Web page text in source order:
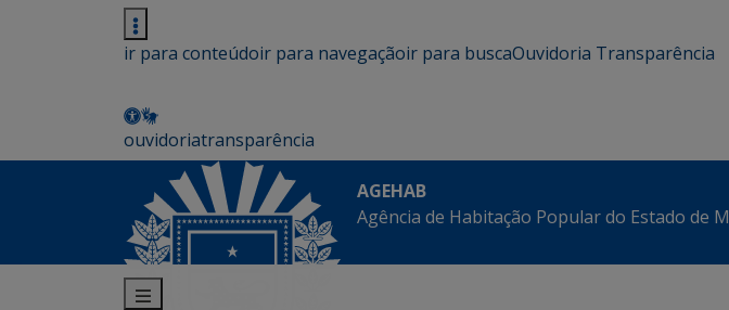
ir para conteúdoir para navegaçãoir para buscaOuvidoria Transparência
ouvidoriatransparência
AGEHAB
Agência de Habitação Popular do Estado de